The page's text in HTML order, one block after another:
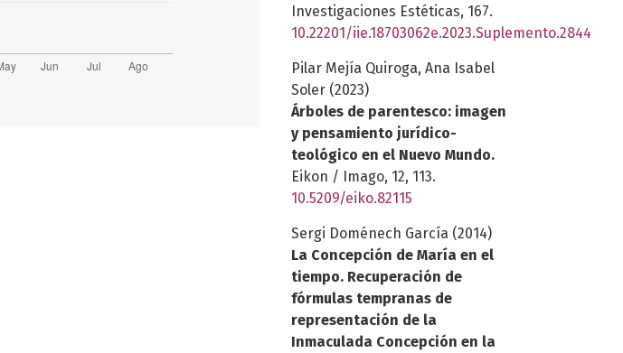
Investigaciones Estéticas, 167.
10.22201/iie.18703062e.2023.Suplemento.2844
Pilar Mejía Quiroga, Ana Isabel
Soler (2023)
Árboles de parentesco: imagen
y pensamiento jurídico-
teológico en el Nuevo Mundo.
Eikon / Imago, 12, 113.
10.5209/eiko.82115
Sergi Doménech García (2014)
La Concepción de María en el
tiempo. Recuperación de
fórmulas tempranas de
representación de la
Inmaculada Concepción en la